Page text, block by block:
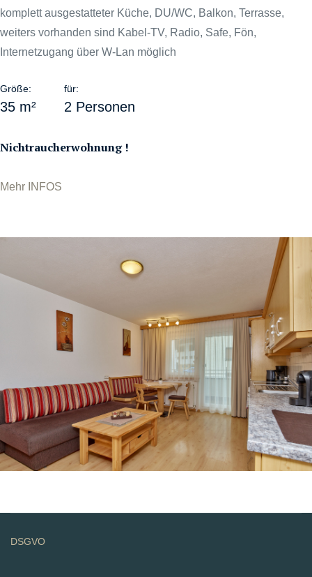
komplett ausgestatteter Küche, DU/WC, Balkon, Terrasse,
weiters vorhanden sind Kabel-TV, Radio, Safe, Fön,
Internetzugang über W-Lan möglich
Größe:
35 m²
für:
2 Personen
Nichtraucherwohnung !
Mehr INFOS
DSGVO